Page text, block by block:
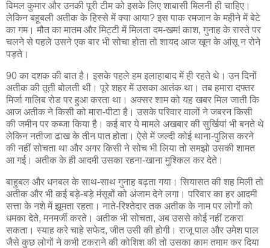
विमल कुमार और उनकी पूरी टीम को इसके लिए शाबासी मिलनी ही चाहिए।
लेकिन बहूबली अतीक के हिस्से में क्या आया? इस पाक रमजान के महीने में बेटे
का गम। मौत का मातम और मिट्टी में मिलता दम-खम! काश, गुनाह के रास्ते पर
चलने से पहले उसने एक बार भी सोचा होता तो शायद आज खून के आंसू न रोने
पड़ते।
90 का दशक की बात है। इसके पहले हम इलाहाबाद में ही रहते थे। उन दिनों
अतीक की तूती बोलती थी। पूरे शहर में उसका आतंक था। तब हमारा दफ्तर
मिर्जा गालिब रोड पर हुआ करता था। अक्सर शाम को यह खबर मिल जाती कि
आज अतीक ने किसी को मारा-पीटा है। उसके परिवार वालों ने जबरन किसी
की जमीन पर कब्जा किया है। कई बार ये मामले अखबार की सुर्खियां भी बनते थे
लेकिन नतीजा ढाख के तीन पात होता। ऐसे में जल्दी कोई थाना-पुलिस करने
की नहीं सोचता था और अगर किसी ने सोच भी लिया तो समझो उसकी शामत
आ गई। अतीक के ही आदमी उसका रहना-खाना मुश्किल कर देते।
बाहुबल और धनबल के साथ-साथ गुनाह बढ़ता गया। सियासत की शह मिली तो
अतीक और भी कई बड़े-बड़े मंसूबों को अंजाम देने लगा। परिवार का हर आदमी
सत्ता के नशे में झूमता रहता। नाते-रिश्तेदार तक अतीक के नाम पर लोगों को
धमका देते, मनमर्जी करते। अतीक भी सोचता, अब उससे कोई नहीं टकरा
सकता। स्याह करे चाहे सफेद, जीत उसी की होगी। राजू पाल और उमेश पाल
जैसे कुछ लोगों ने कभी टकराने की कोशिश की तो उसका काम तमाम कर दिया